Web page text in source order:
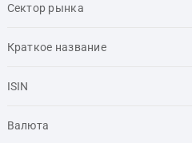
Сектор рынка
Краткое название
ISIN
Валюта